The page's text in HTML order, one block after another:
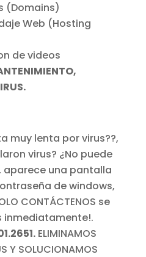
(Domains)
Web (Hosting
de videos
muy lenta por virus??,
virus? ¿No puede
aparece una pantalla
de windows,
CONTÁCTENOS se
inmediatamente!.
ELIMINAMOS
Y SOLUCIONAMOS